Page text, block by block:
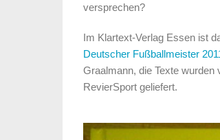
versprechen?
Im Klartext-Verlag Essen ist
Deutscher Fußballmeister
Graalmann, die Texte wurden
RevierSport geliefert.